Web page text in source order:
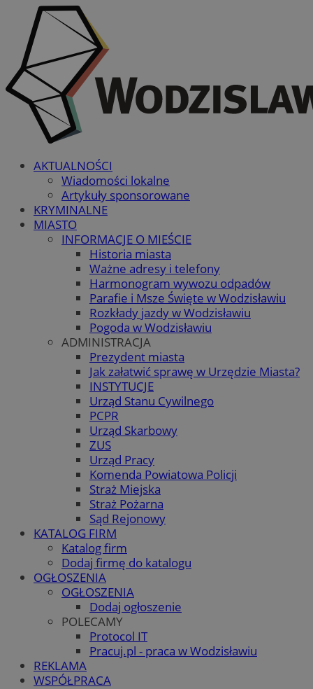
AKTUALNOŚCI
Wiadomości lokalne
Artykuły sponsorowane
KRYMINALNE
MIASTO
INFORMACJE O MIEŚCIE
Historia miasta
Ważne adresy i telefony
Harmonogram wywozu odpadów
Parafie i Msze Święte w Wodzisławiu
Rozkłady jazdy w Wodzisławiu
Pogoda w Wodzisławiu
ADMINISTRACJA
Prezydent miasta
Jak załatwić sprawę w Urzędzie Miasta?
INSTYTUCJE
Urząd Stanu Cywilnego
PCPR
Urząd Skarbowy
ZUS
Urząd Pracy
Komenda Powiatowa Policji
Straż Miejska
Straż Pożarna
Sąd Rejonowy
KATALOG FIRM
Katalog firm
Dodaj firmę do katalogu
OGŁOSZENIA
OGŁOSZENIA
Dodaj ogłoszenie
POLECAMY
Protocol IT
Pracuj.pl - praca w Wodzisławiu
REKLAMA
WSPÓŁPRACA